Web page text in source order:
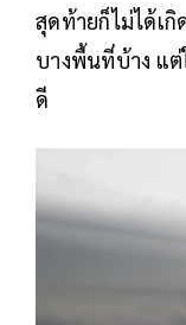
สุดท้ายก็ไม่ได้เ
บางพื้นที่บ้าง แต่
ดี